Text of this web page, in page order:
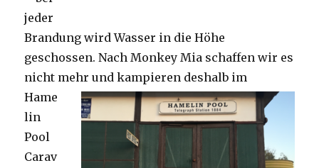
jeder
Brandung wird Wasser in die Höhe
geschossen. Nach Monkey Mia schaffen wir es
nicht mehr und kampieren deshalb im
Hame
lin
Pool
Carav